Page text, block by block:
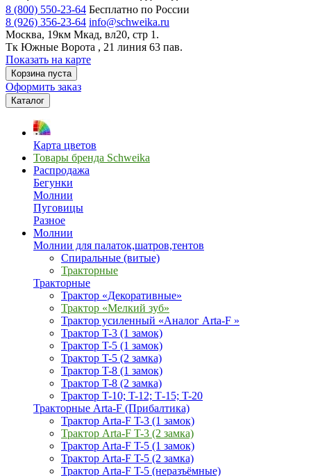
8 (800) 550-23-64 Бесплатно по России
8 (926) 356-23-64 info@schweika.ru
Москва, 19км Мкад, вл20, стр 1.
Тк Южные Ворота , 21 линия 63 пав.
Показать на карте
Корзина пуста
Оформить заказ
Каталог
Карта цветов
Товары бренда Schweika
Распродажа
Бегунки
Молнии
Пуговицы
Разное
Молнии
Молнии для палаток,шатров,тентов
Спиральные (витые)
Тракторные
Тракторные
Трактор «Декоративные»
Трактор «Мелкий зуб»
Трактор усиленный «Аналог Arta-F »
Трактор T-3 (1 замок)
Трактор T-5 (1 замок)
Трактор T-5 (2 замка)
Трактор T-8 (1 замок)
Трактор T-8 (2 замка)
Трактор T-10; T-12; Т-15; T-20
Тракторные Arta-F (Прибалтика)
Трактор Arta-F T-3 (1 замок)
Трактор Arta-F T-3 (2 замка)
Трактор Arta-F T-5 (1 замок)
Трактор Arta-F T-5 (2 замка)
Трактор Arta-F T-5 (неразъёмные)